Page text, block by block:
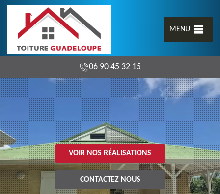
MENU
06 90 45 32 15
VOIR NOS RÉALISATIONS
CONTACTEZ NOUS